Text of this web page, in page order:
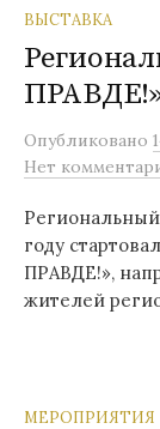
ВЫСТАВКА
Опубликовано
Нет
году
ПРАВДЕ!»,
жителей
МЕРОПРИЯТИЯ